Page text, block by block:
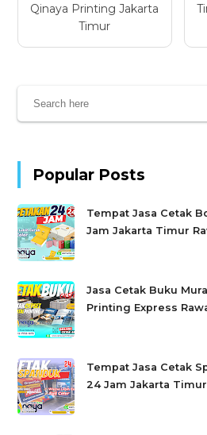
Qinaya Printing Jakarta
Timur
Popular Posts
Tempat Jasa Cetak
Jam Jakarta Timur
Jasa Cetak Buku
Printing Express
Tempat Jasa Cetak
24 Jam Jakarta